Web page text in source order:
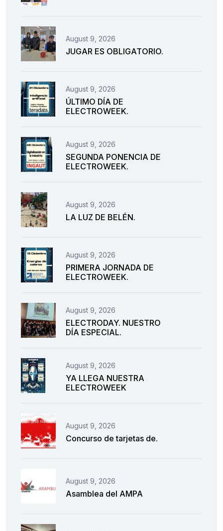
August 9, 2026
JUGAR ES OBLIGATORIO.
August 9, 2026
ÚLTIMO DÍA DE
ELECTROWEEK.
August 9, 2026
SEGUNDA PONENCIA DE
ELECTROWEEK.
August 9, 2026
LA LUZ DE BELÉN.
August 9, 2026
PRIMERA JORNADA DE
ELECTROWEEK.
August 9, 2026
ELECTRODAY. NUESTRO
DÍA ESPECIAL.
August 9, 2026
YA LLEGA NUESTRA
ELECTROWEEK
August 9, 2026
Concurso de tarjetas de.
August 9, 2026
Asamblea del AMPA